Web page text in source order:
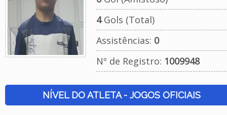
4Gols (Total)
Assistências: 0
Nº de Registro: 1009948
NÍVEL DO ATLETA - JOGOS OFICIAIS